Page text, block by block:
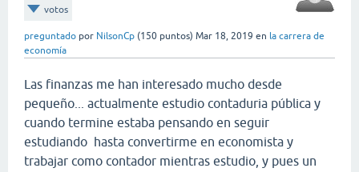
votos
preguntado por NilsonCp (150 puntos) Mar 18, 2019 en la carrera de
economía
Las finanzas me han interesado mucho desde
pequeño... actualmente estudio contaduria pública y
cuando termine estaba pensando en seguir
estudiando hasta convertirme en economista y
trabajar como contador mientras estudio, y pues un